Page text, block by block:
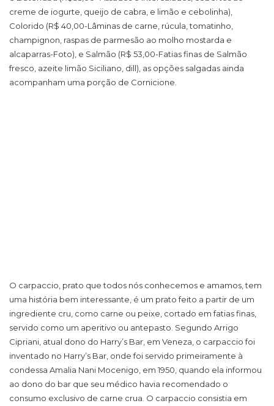
creme de iogurte, queijo de cabra, e limão e cebolinha),
Colorido (R$ 40,00-Lâminas de carne, rúcula, tomatinho,
champignon, raspas de parmesão ao molho mostarda e
alcaparras-Foto), e Salmão (R$ 53,00-Fatias finas de Salmão
fresco, azeite limão Siciliano, dill), as opções salgadas ainda
acompanham uma porção de Cornicione.
O carpaccio, prato que todos nós conhecemos e amamos, tem
uma história bem interessante, é um prato feito a partir de um
ingrediente cru, como carne ou peixe, cortado em fatias finas,
servido como um aperitivo ou antepasto. Segundo Arrigo
Cipriani, atual dono do Harry’s Bar, em Veneza, o carpaccio foi
inventado no Harry’s Bar, onde foi servido primeiramente à
condessa Amalia Nani Mocenigo, em 1950, quando ela informou
ao dono do bar que seu médico havia recomendado o
consumo exclusivo de carne crua. O carpaccio consistia em